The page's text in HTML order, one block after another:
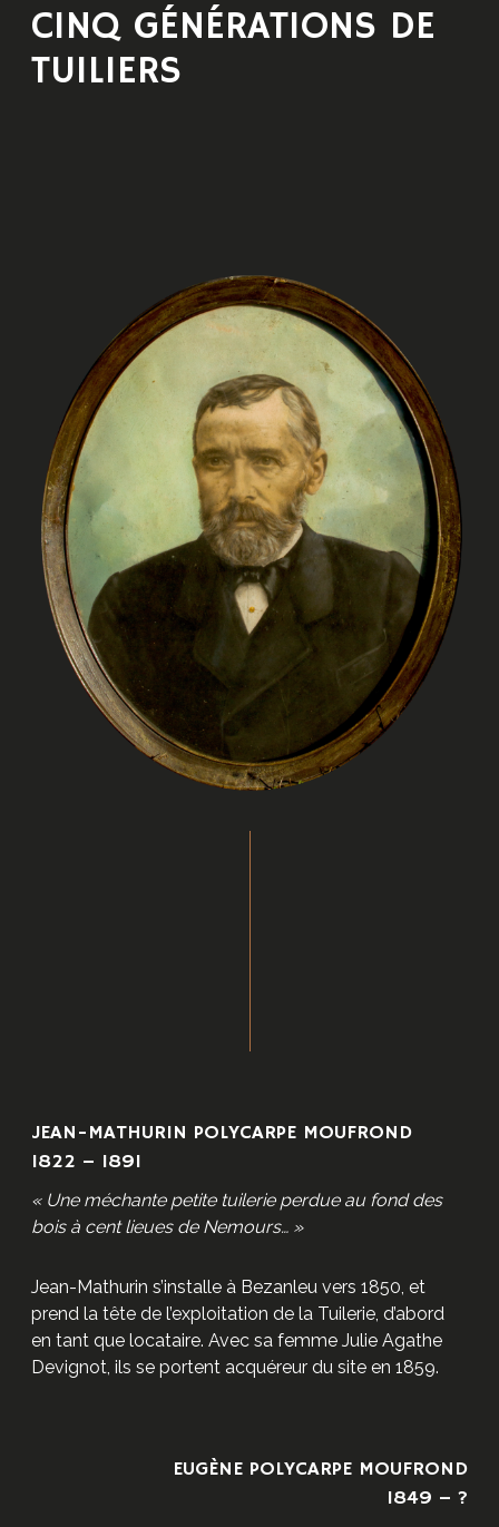
CINQ GÉNÉRATIONS DE
TUILIERS
JEAN-MATHURIN POLYCARPE MOUFROND
1822 – 1891
« Une méchante petite tuilerie perdue au fond des
bois à cent lieues de Nemours… »
Jean-Mathurin s’installe à Bezanleu vers 1850, et
prend la tête de l’exploitation de la Tuilerie, d’abord
en tant que locataire. Avec sa femme Julie Agathe
Devignot, ils se portent acquéreur du site en 1859.
EUGÈNE POLYCARPE MOUFROND
1849 – ?